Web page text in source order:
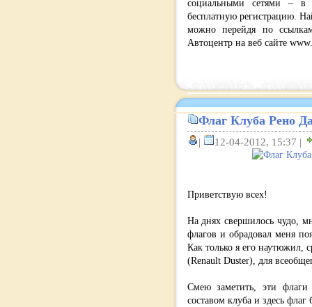
социальными сетями –
бесплатную регистрацию.
можно перейдя по
Автоцентр на веб сайте
Флаг Клуба Рено
| 12-04-2012, 15:37 |
Приветствую всех!
На днях свершилось чудо,
флагов и обрадовал меня
Как только я его наутюжил,
(Renault Duster), для
Смею заметить, эти флаги
составом клуба и здесь